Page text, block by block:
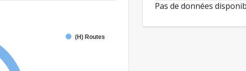
(H) Routes
Pas de données